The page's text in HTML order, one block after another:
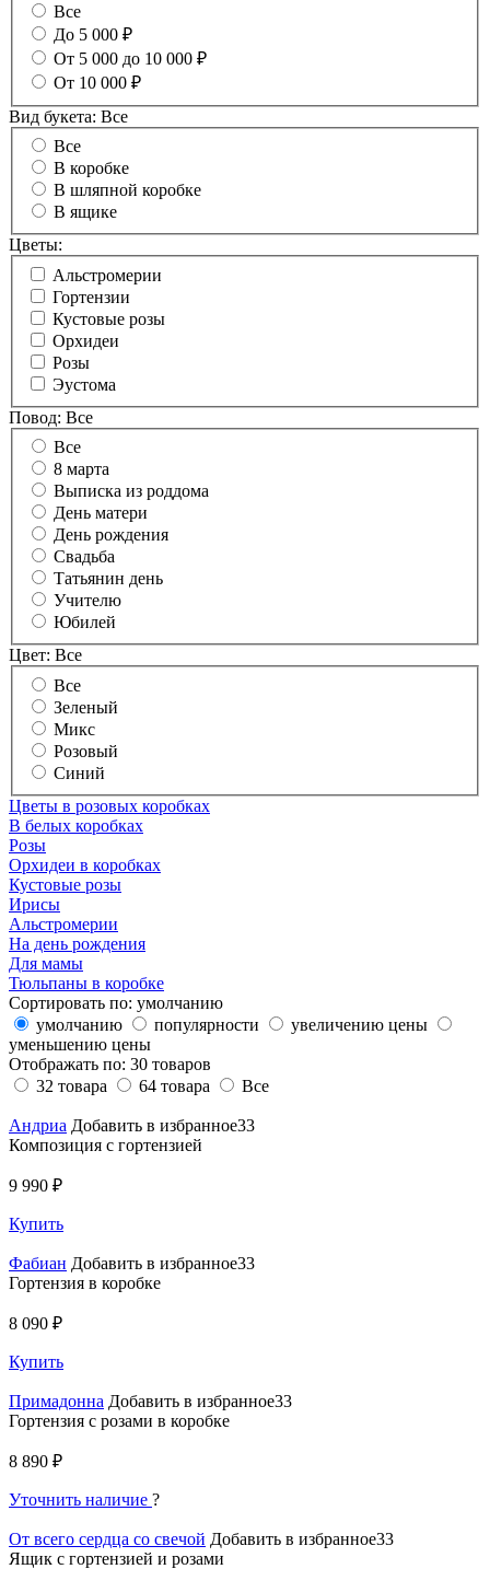
Все
До 5 000 ₽
От 5 000 до 10 000 ₽
От 10 000 ₽
Вид букета: Все
Все
В коробке
В шляпной коробке
В ящике
Цветы:
Альстромерии
Гортензии
Кустовые розы
Орхидеи
Розы
Эустома
Повод: Все
Все
8 марта
Выписка из роддома
День матери
День рождения
Свадьба
Татьянин день
Учителю
Юбилей
Цвет: Все
Все
Зеленый
Микс
Розовый
Синий
Цветы в розовых коробках
В белых коробках
Розы
Орхидеи в коробках
Кустовые розы
Ирисы
Альстромерии
На день рождения
Для мамы
Тюльпаны в коробке
Сортировать по: умолчанию
умолчанию
популярности
увеличению цены
уменьшению цены
Отображать по: 30 товаров
32 товара
64 товара Все
Андриа Добавить в избранное33
Композиция с гортензией
9 990 ₽
Купить
Фабиан Добавить в избранное33
Гортензия в коробке
8 090 ₽
Купить
Примадонна Добавить в избранное33
Гортензия с розами в коробке
8 890 ₽
Уточнить наличие ?
От всего сердца со свечой Добавить в избранное33
Ящик с гортензией и розами